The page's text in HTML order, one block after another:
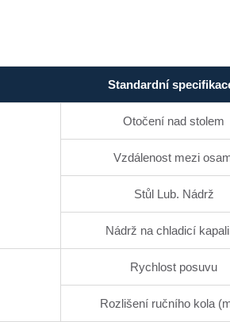
Standardní
Otočení nad stolem
Vzdálenost mezi
Stůl Lub. Nádrž
Nádrž na chladicí
Rychlost posuvu
Rozlišení ručního kola